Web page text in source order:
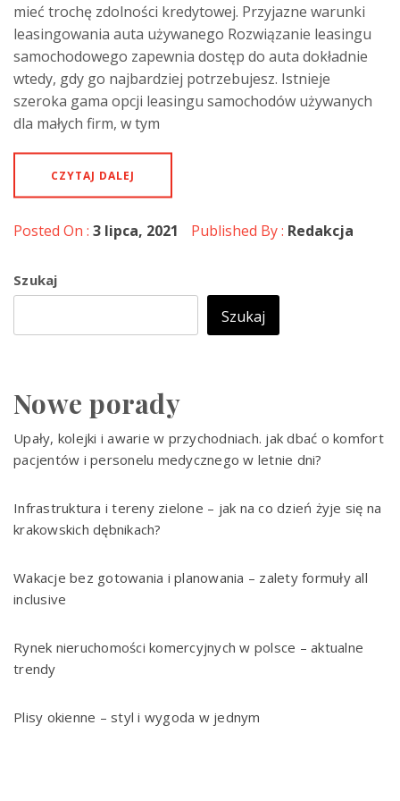
mieć trochę zdolności kredytowej. Przyjazne warunki
leasingowania auta używanego Rozwiązanie leasingu
samochodowego zapewnia dostęp do auta dokładnie
wtedy, gdy go najbardziej potrzebujesz. Istnieje
szeroka gama opcji leasingu samochodów używanych
dla małych firm, w tym
CZYTAJ DALEJ
Posted On : 3 lipca, 2021 Published By : Redakcja
Szukaj
Szukaj
Nowe porady
Upały, kolejki i awarie w przychodniach. jak dbać o komfort
pacjentów i personelu medycznego w letnie dni?
Infrastruktura i tereny zielone – jak na co dzień żyje się na
krakowskich dębnikach?
Wakacje bez gotowania i planowania – zalety formuły all
inclusive
Rynek nieruchomości komercyjnych w polsce – aktualne
trendy
Plisy okienne – styl i wygoda w jednym